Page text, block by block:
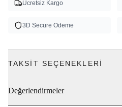
Ucretsiz Kargo
3D Secure Odeme
TAKSIT SEÇENEKLERI
Değerlendirmeler